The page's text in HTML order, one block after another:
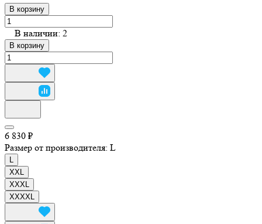
В корзину
В наличии: 2
В корзину
6 830 ₽
Размер от производителя: L
XXL
XXXL
XXXXL